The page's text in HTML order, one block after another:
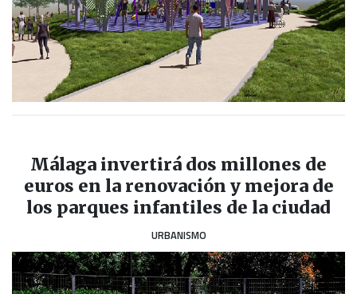
Málaga invertirá dos millones de
euros en la renovación y mejora de
los parques infantiles de la ciudad
URBANISMO